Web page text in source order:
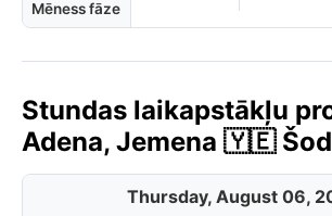
Mēness fāze
Stundas laikapstākļu
Adena, Jemena 🇾🇪
Thursday, August 06,